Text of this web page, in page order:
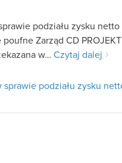
podziału zysku
Zarząd CD
w… Czytaj dalej
sprawie podziału zysku